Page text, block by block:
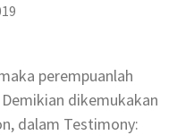
perempuanlah
dikemukakan
dalam Testimony: